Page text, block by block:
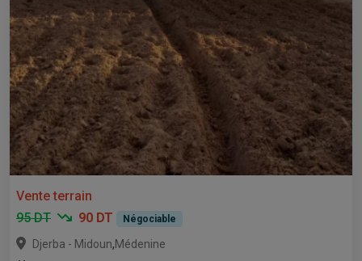
Vente terrain
95 DT
90 DT Négociable
Djerba - Midoun,Médenine